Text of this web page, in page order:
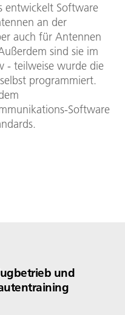
entwickelt Software
an der
auch für Antennen
sind sie im
- teilweise wurde die
programmiert.
Software
und